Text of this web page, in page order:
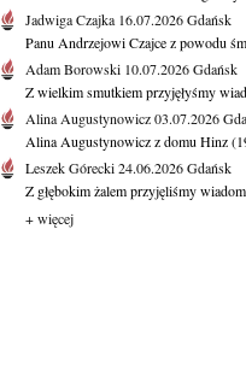
Jadwiga Czajka 16.07.2026Gdańsk
Panu Andrzejowi Czajce z powodu
Adam Borowski 10.07.2026Gdańsk
Z wielkim smutkiem przyjęłyśmy
Alina Augustynowicz03.07.2026
Alina Augustynowicz z domu Hinz
Leszek Górecki24.06.2026Gdańsk
Z głębokim żalem przyjęliśmy
+ więcej